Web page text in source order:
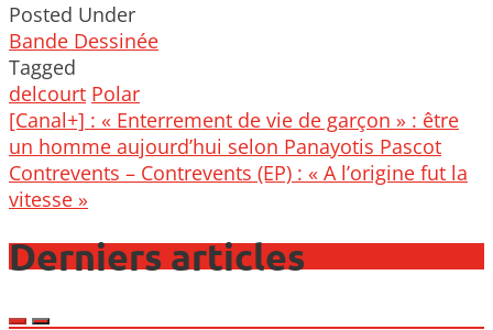
Posted Under
Bande Dessinée
Tagged
delcourt Polar
Post
navigation
[Canal+] : « Enterrement de vie de garçon » : être
un homme aujourd’hui selon Panayotis Pascot
Contrevents – Contrevents (EP) : « A l’origine fut la
vitesse »
Derniers articles